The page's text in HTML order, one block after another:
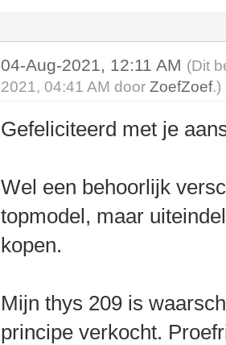
04-Aug-2021, 12:11 AM (Dit
2021, 04:41 AM doorZoefZoef.)
Gefeliciteerd met je
Wel een behoorlijk
topmodel, maar
kopen.
Mijn thys 209 is
principe verkocht.